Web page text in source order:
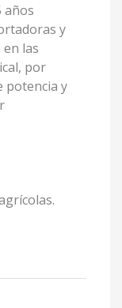
años
y
las
por
potencia y